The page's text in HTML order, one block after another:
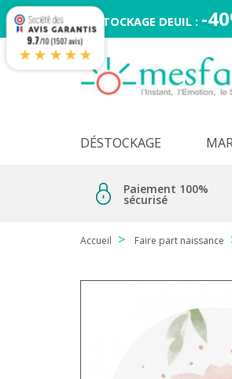
DESTOCKAGE DEUIL : -
DÉSTOCKAGE
Paiement 100%
sécurisé
Accueil Faire part naissance
9.7/10 (1507 avis)
★★★★★